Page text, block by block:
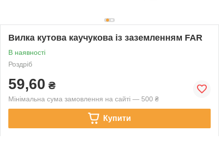
Вилка кутова каучукова із заземленням FAR
В наявності
Роздріб
59,60 ₴
Мінімальна сума замовлення на сайті — 500 ₴
Купити